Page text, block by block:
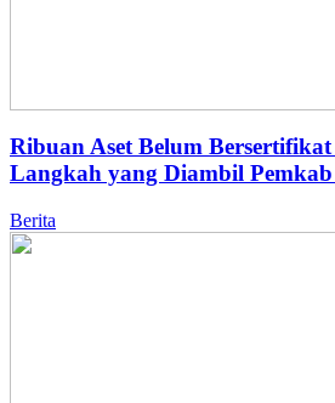
Ribuan Aset Belum
Langkah yang Diambil Pemkab
Berita